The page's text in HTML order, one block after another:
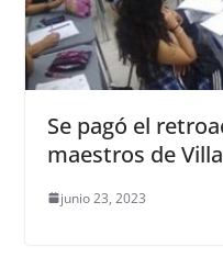
Se pagó el
maestros de
junio 23, 2023